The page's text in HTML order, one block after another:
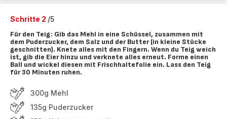
Schritte 2 /5
Für den Teig: Gib das Mehl in eine Schüssel, zusammen mit
dem Puderzucker, dem Salz und der Butter (in kleine Stücke
geschnitten). Knete alles mit den Fingern. Wenn du Teig weich
ist, gib die Eier hinzu und verknete alles erneut. Forme einen
Ball und wickel diesen mit Frischhaltefolie ein. Lass den Teig
für 30 Minuten ruhen.
300g Mehl
135g Puderzucker